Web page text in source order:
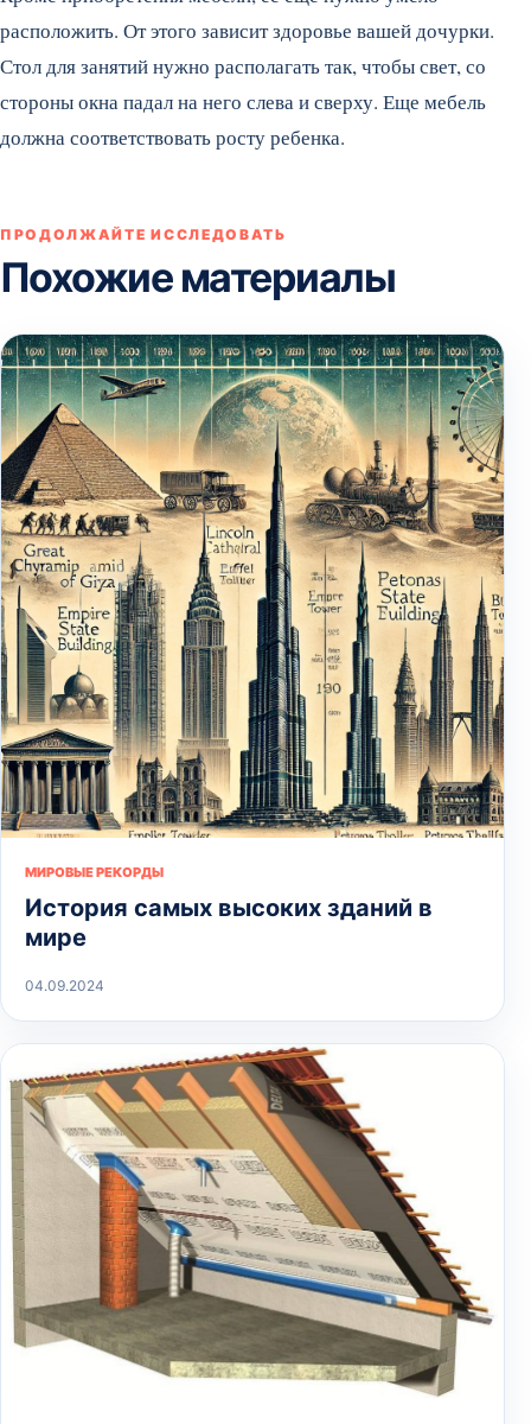
расположить. От этого зависит здоровье вашей дочурки.
Стол для занятий нужно располагать так, чтобы свет, со
стороны окна падал на него слева и сверху. Еще мебель
должна соответствовать росту ребенка.
ПРОДОЛЖАЙТЕ ИССЛЕДОВАТЬ
Похожие материалы
МИРОВЫЕ РЕКОРДЫ
История самых высоких зданий в
мире
04.09.2024